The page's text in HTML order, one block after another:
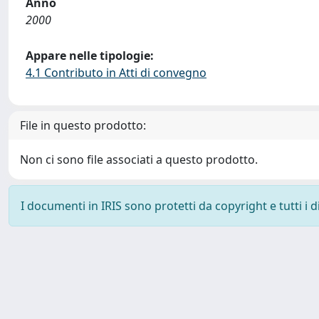
2000
Appare nelle tipologie:
4.1 Contributo in Atti di convegno
File in questo prodotto:
Non ci sono file associati a questo prodotto.
I documenti in IRIS sono protetti da copyright e tutti i